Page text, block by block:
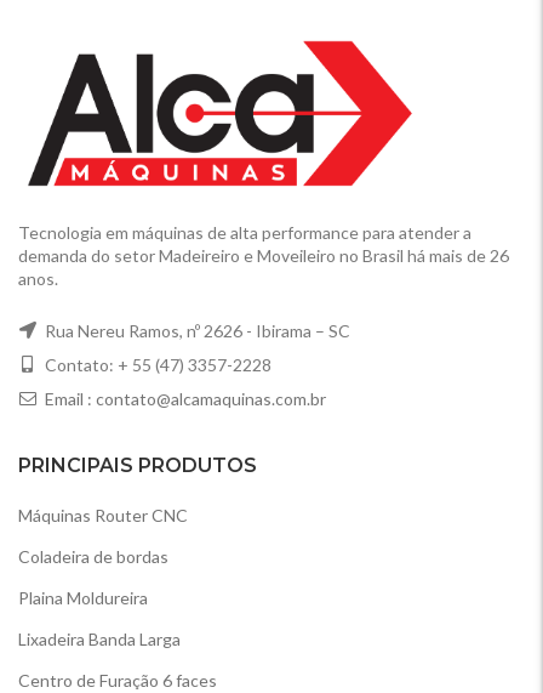
Tecnologia em máquinas de alta performance para atender a
demanda do setor Madeireiro e Moveileiro no Brasil há mais de 26
anos.
Rua Nereu Ramos, nº 2626 - Ibirama – SC
Contato: + 55 (47) 3357-2228
Email : contato@alcamaquinas.com.br
PRINCIPAIS PRODUTOS
Máquinas Router CNC
Coladeira de bordas
Plaina Moldureira
Lixadeira Banda Larga
Centro de Furação 6 faces